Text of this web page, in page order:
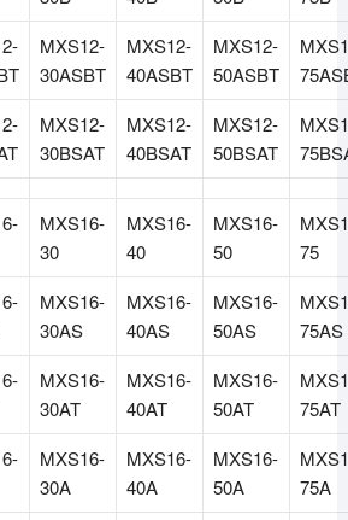
MXS12-
30ASBT
MXS12-
40ASBT
MXS12-
50ASBT
MXS12-
30BSAT
MXS12-
40BSAT
MXS12-
50BSAT
MXS16-
30
MXS16-
40
MXS16-
50
75
MXS16-
30AS
MXS16-
40AS
MXS16-
50AS
75AS
MXS16-
30AT
MXS16-
40AT
MXS16-
50AT
75AT
MXS16-
30A
MXS16-
40A
MXS16-
50A
75A